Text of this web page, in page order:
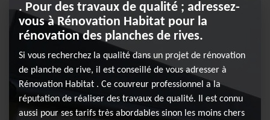
. Pour des travaux de qualité ; adressez-
vous à Rénovation Habitat pour la
rénovation des planches de rives.
Si vous recherchez la qualité dans un projet de rénovation
de planche de rive, il est conseillé de vous adresser à
Rénovation Habitat . Ce couvreur professionnel a la
réputation de réaliser des travaux de qualité. Il est connu
aussi pour ses tarifs très abordables sinon les moins chers